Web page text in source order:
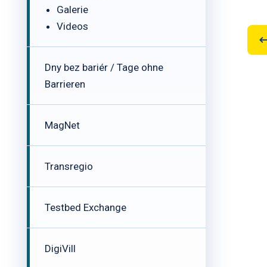
Galerie
Videos
Dny bez bariér / Tage ohne
Barrieren
MagNet
Transregio
Testbed Exchange
DigiVill